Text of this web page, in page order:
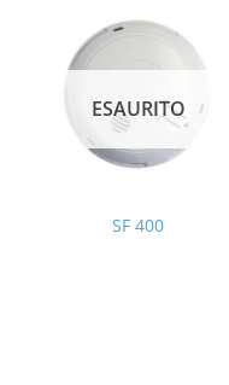
ESAURITO
SF 400